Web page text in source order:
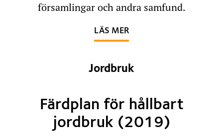
församlingar och andra samfund.
LÄS MEROM NYTTA OCH NÖJE
Jordbruk
Färdplan för hållbart
jordbruk (2019)